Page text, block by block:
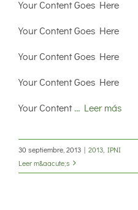
Your Content Goes Here
Your Content Goes Here
Your Content Goes Here
Your Content Goes Here
Your Content… Leer más
30 septiembre, 2013 | 2013 IPNI
Leer m&aacute;s